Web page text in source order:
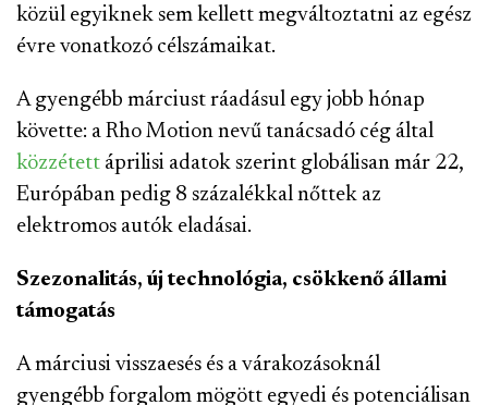
közül egyiknek sem kellett megváltoztatni az egész
évre vonatkozó célszámaikat.
A gyengébb márciust ráadásul egy jobb hónap
követte: a Rho Motion nevű tanácsadó cég által
közzétett áprilisi adatok szerint globálisan már 22,
Európában pedig 8 százalékkal nőttek az
elektromos autók eladásai.
Szezonalitás, új technológia, csökkenő állami
támogatás
A márciusi visszaesés és a várakozásoknál
gyengébb forgalom mögött egyedi és potenciálisan